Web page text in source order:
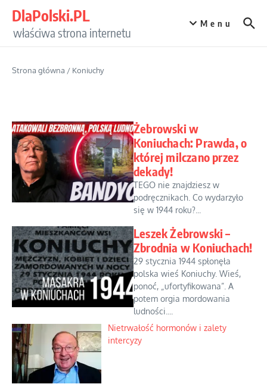
DlaPolski.PL
właściwa strona internetu
Menu
Strona główna / Koniuchy
Żebrowski w
Koniuchach: Prawda, o
której milczano przez
dekady!
TEGO nie znajdziesz w
podręcznikach. Co wydarzyło
się w 1944 roku?...
Leszek Żebrowski –
Zbrodnia w Koniuchach!
29 stycznia 1944 spłonęła
polska wieś Koniuchy. Wieś,
ponoć, „ufortyfikowana”. A
potem orgia mordowania
ludności....
Nietrwałość hormonów i zalety
intercyzy